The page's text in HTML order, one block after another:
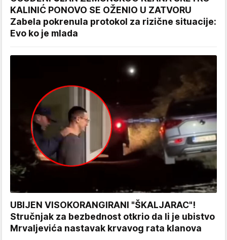
KALINIĆ PONOVO SE OŽENIO U ZATVORU
Zabela pokrenula protokol za rizične situacije:
Evo ko je mlada
UBIJEN VISOKORANGIRANI "ŠKALJARAC"!
Stručnjak za bezbednost otkrio da li je ubistvo
Mrvaljevića nastavak krvavog rata klanova